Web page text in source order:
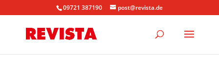
09721 387190 post@revista.de